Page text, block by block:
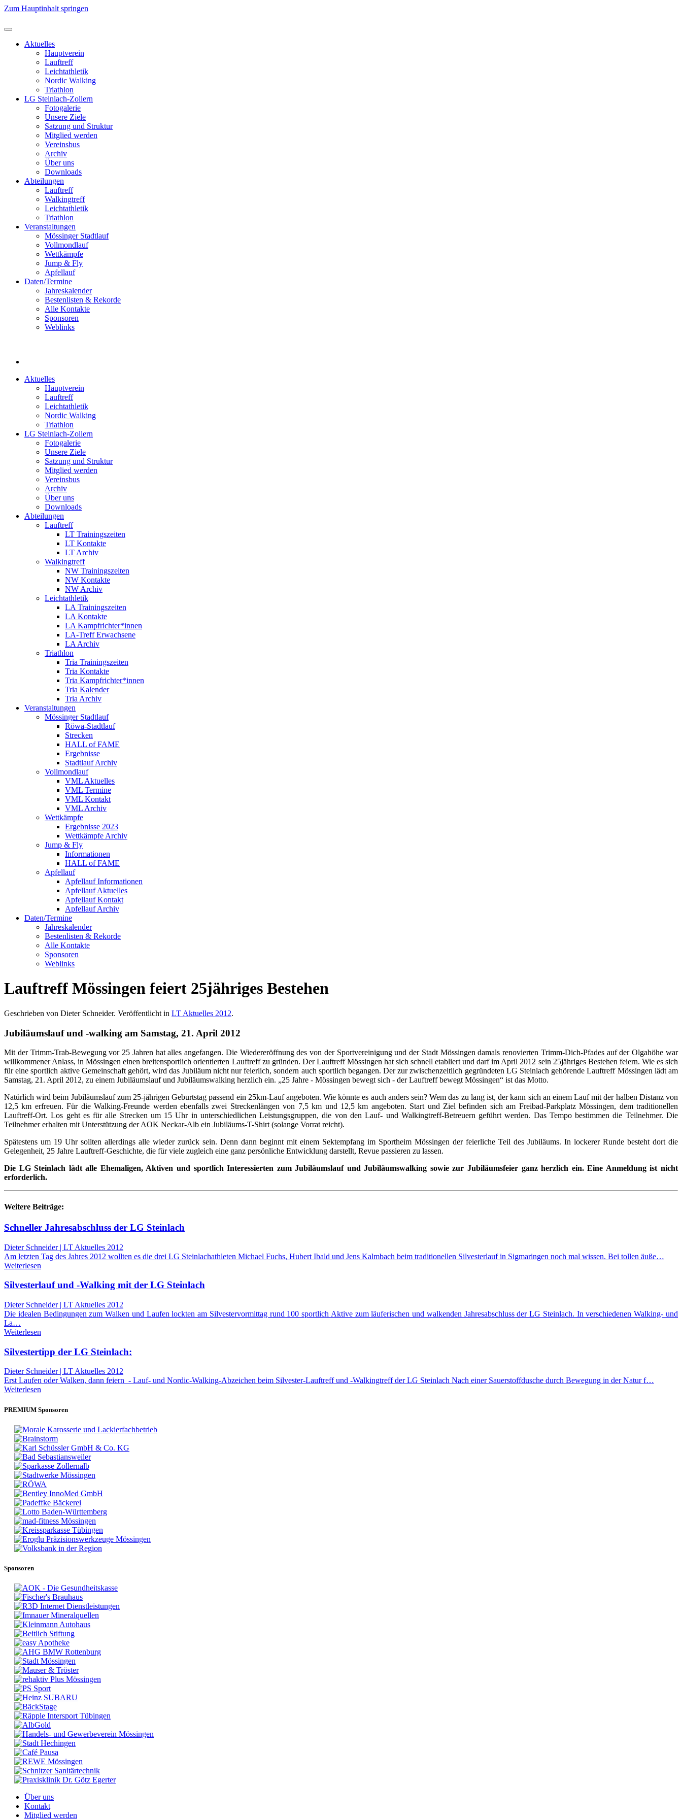
Zum Hauptinhalt springen
Aktuelles
Hauptverein
Lauftreff
Leichtathletik
Nordic Walking
Triathlon
LG Steinlach-Zollern
Fotogalerie
Unsere Ziele
Satzung und Struktur
Mitglied werden
Vereinsbus
Archiv
Über uns
Downloads
Abteilungen
Lauftreff
Walkingtreff
Leichtathletik
Triathlon
Veranstaltungen
Mössinger Stadtlauf
Vollmondlauf
Wettkämpfe
Jump & Fly
Apfellauf
Daten/Termine
Jahreskalender
Bestenlisten & Rekorde
Alle Kontakte
Sponsoren
Weblinks
Aktuelles
Hauptverein
Lauftreff
Leichtathletik
Nordic Walking
Triathlon
LG Steinlach-Zollern
Fotogalerie
Unsere Ziele
Satzung und Struktur
Mitglied werden
Vereinsbus
Archiv
Über uns
Downloads
Abteilungen
Lauftreff
LT Trainingszeiten
LT Kontakte
LT Archiv
Walkingtreff
NW Trainingszeiten
NW Kontakte
NW Archiv
Leichtathletik
LA Trainingszeiten
LA Kontakte
LA Kampfrichter*innen
LA-Treff Erwachsene
LA Archiv
Triathlon
Tria Trainingszeiten
Tria Kontakte
Tria Kampfrichter*innen
Tria Kalender
Tria Archiv
Veranstaltungen
Mössinger Stadtlauf
Röwa-Stadtlauf
Strecken
HALL of FAME
Ergebnisse
Stadtlauf Archiv
Vollmondlauf
VML Aktuelles
VML Termine
VML Kontakt
VML Archiv
Wettkämpfe
Ergebnisse 2023
Wettkämpfe Archiv
Jump & Fly
Informationen
HALL of FAME
Apfellauf
Apfellauf Informationen
Apfellauf Aktuelles
Apfellauf Kontakt
Apfellauf Archiv
Daten/Termine
Jahreskalender
Bestenlisten & Rekorde
Alle Kontakte
Sponsoren
Weblinks
Lauftreff Mössingen feiert 25jähriges Bestehen
Geschrieben von Dieter Schneider. Veröffentlicht in LT Aktuelles 2012.
Jubiläumslauf und -walking am Samstag, 21. April 2012
Mit der Trimm-Trab-Bewegung vor 25 Jahren hat alles angefangen. Die Wiedereröffnung des von der Sportvereinigung und der Stadt Mössingen damals renovierten Trimm-Dich-Pfades auf der Olgahöhe war
willkommener Anlass, in Mössingen einen breitensportlich orientierten Lauftreff zu gründen. Der Lauftreff Mössingen hat sich schnell etabliert und darf im April 2012 sein 25jähriges Bestehen feiern. Wie es sich
für eine sportlich aktive Gemeinschaft gehört, wird das Jubiläum nicht nur feierlich, sondern auch sportlich begangen. Der zur zwischenzeitlich gegründeten LG Steinlach gehörende Lauftreff Mössingen lädt am
Samstag, 21. April 2012, zu einem Jubiläumslauf und Jubiläumswalking herzlich ein. „25 Jahre - Mössingen bewegt sich - der Lauftreff bewegt Mössingen“ ist das Motto.
Natürlich wird beim Jubiläumslauf zum 25-jährigen Geburtstag passend ein 25km-Lauf angeboten. Wie könnte es auch anders sein? Wem das zu lang ist, der kann sich an einem Lauf mit der halben Distanz von
12,5 km erfreuen. Für die Walking-Freunde werden ebenfalls zwei Streckenlängen von 7,5 km und 12,5 km angeboten. Start und Ziel befinden sich am Freibad-Parkplatz Mössingen, dem traditionellen
Lauftreff-Ort. Los geht es für alle Strecken um 15 Uhr in unterschiedlichen Leistungsgruppen, die von den Lauf- und Walkingtreff-Betreuern geführt werden. Das Tempo bestimmen die Teilnehmer. Die
Teilnehmer erhalten mit Unterstützung der AOK Neckar-Alb ein Jubiläums-T-Shirt (solange Vorrat reicht).
Spätestens um 19 Uhr sollten allerdings alle wieder zurück sein. Denn dann beginnt mit einem Sektempfang im Sportheim Mössingen der feierliche Teil des Jubiläums. In lockerer Runde besteht dort die
Gelegenheit, 25 Jahre Lauftreff-Geschichte, die für viele zugleich eine ganz persönliche Entwicklung darstellt, Revue passieren zu lassen.
Die LG Steinlach lädt alle Ehemaligen, Aktiven und sportlich Interessierten zum Jubiläumslauf und Jubiläumswalking sowie zur Jubiläumsfeier ganz herzlich ein. Eine Anmeldung ist nicht
erforderlich.
Weitere Beiträge:
Schneller Jahresabschluss der LG Steinlach
Dieter Schneider | LT Aktuelles 2012
Am letzten Tag des Jahres 2012 wollten es die drei LG Steinlachathleten Michael Fuchs, Hubert Ibald und Jens Kalmbach beim traditionellen Silvesterlauf in Sigmaringen noch mal wissen. Bei tollen äuße…
Weiterlesen
Silvesterlauf und -Walking mit der LG Steinlach
Dieter Schneider | LT Aktuelles 2012
Die idealen Bedingungen zum Walken und Laufen lockten am Silvestervormittag rund 100 sportlich Aktive zum läuferischen und walkenden Jahresabschluss der LG Steinlach. In verschiedenen Walking- und
La…
Weiterlesen
Silvestertipp der LG Steinlach:
Dieter Schneider | LT Aktuelles 2012
Erst Laufen oder Walken, dann feiern - Lauf- und Nordic-Walking-Abzeichen beim Silvester-Lauftreff und -Walkingtreff der LG Steinlach Nach einer Sauerstoffdusche durch Bewegung in der Natur f…
Weiterlesen
PREMIUM Sponsoren
Sponsoren
Über uns
Kontakt
Mitglied werden